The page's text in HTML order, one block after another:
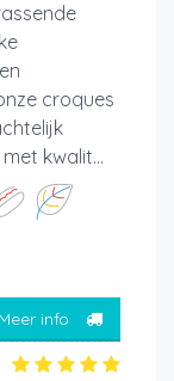
croques
kwalit...
Meer info